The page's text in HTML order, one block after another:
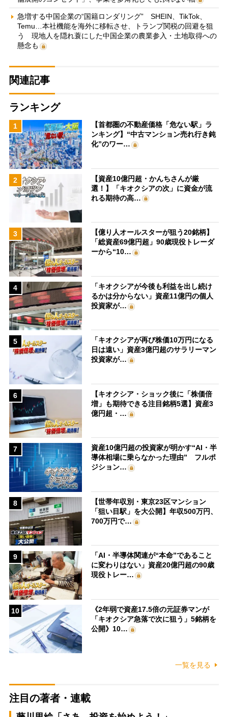
急増する中国企業の“国籍ロンダリング” SHEIN、TikTok、
Temu…本社機能を海外に移転させ、トランプ関税の回避を狙
う 現地人を隠れ蓑にした中国企業の農業参入・土地取得への
懸念も
関連記事
ランキング
1
【首都圏の不動産価格「危ない駅」ラ
ンキング】“中古マンション売れ行き鈍
化”のワー…
2
【資産10億円超・かんちさんが厳
選！】「キオクシアの次」に資金が流
れる期待の高…
3
【億り人オールスターが狙う20銘柄】
「総資産69億円超」90歳現役トレーダ
ーから“10…
4
「キオクシアが今後も利益を出し続け
るかは分からない」資産11億円の個人
投資家が…
5
「キオクシアが再び株価10万円になる
日は遠い」資産3億円超のサラリーマン
投資家が…
6
【キオクシア・ショック後に「株価倍
増」も期待できる注目銘柄5選】資産3
億円超・…
7
資産10億円超の投資家が明かす“AI・半
導体相場に乗らなかった理由” フルポ
ジション…
8
【世帯年収別・東京23区マンション
「狙い目駅」を大公開】年収500万円、
700万円で…
9
「AI・半導体関連が“本命”であること
に変わりはない」資産20億円超の90歳
現役トレー…
10
《2年弱で資産17.5倍の元証券マンが
「キオクシア急落で次に狙う」5銘柄を
公開》10…
一覧を見る
注目の著者・連載